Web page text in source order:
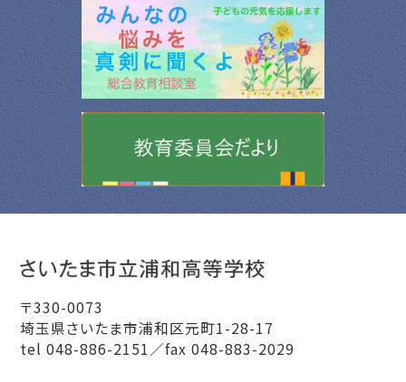
〒330-0073
埼玉県さいたま市浦和区元町1-28-17
tel 048-886-2151／fax 048-883-2029